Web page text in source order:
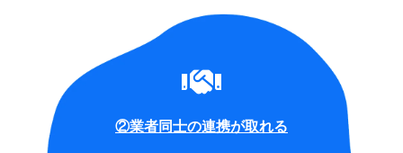
②業者同士の連携が取れる